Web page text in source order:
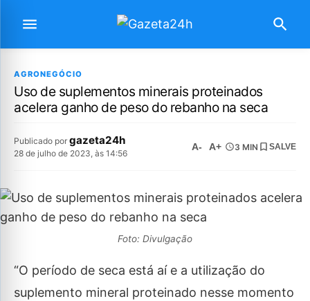
AGRONEGÓCIO
Uso de suplementos minerais proteinados
acelera ganho de peso do rebanho na seca
Publicado por gazeta24h
28 de julho de 2023, às 14:56
A- A+ 3 MIN SALVE
Foto: Divulgação
“O período de seca está aí e a utilização do
suplemento mineral proteinado nesse momento